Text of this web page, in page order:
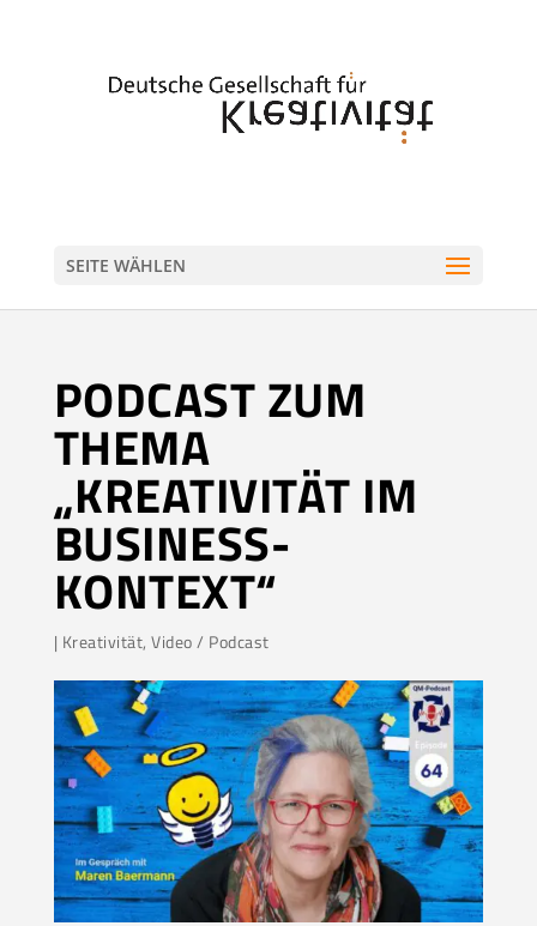
SEITE WÄHLEN
PODCAST ZUM
THEMA
„KREATIVITÄT IM
BUSINESS-
KONTEXT“
| Kreativität,Video / Podcast